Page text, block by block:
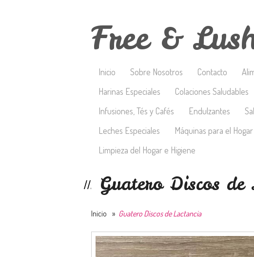
Free &
Inicio Sobre Nosotros Contacto
Harinas Especiales
Colaciones Saludables
Infusiones, Tés y Cafés
Endulzantes
Leches Especiales
Máquinas para el Hogar
Limpieza del Hogar e Higiene
Guatero Discos de
Inicio » Guatero Discos de Lactancia